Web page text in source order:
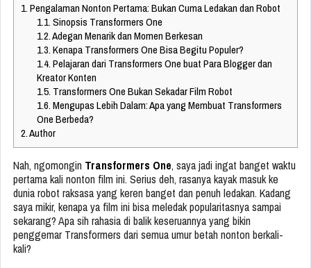
1.Pengalaman Nonton Pertama: Bukan Cuma Ledakan dan Robot
1.1.Sinopsis Transformers One
1.2.Adegan Menarik dan Momen Berkesan
1.3.Kenapa Transformers One Bisa Begitu Populer?
1.4.Pelajaran dari Transformers One buat Para Blogger dan
Kreator Konten
1.5. Transformers One Bukan Sekadar Film Robot
1.6.Mengupas Lebih Dalam: Apa yang Membuat Transformers
One Berbeda?
2.Author
Nah, ngomongin Transformers One, saya jadi ingat banget waktu
pertama kali nonton film ini. Serius deh, rasanya kayak masuk ke
dunia robot raksasa yang keren banget dan penuh ledakan. Kadang
saya mikir, kenapa ya film ini bisa meledak popularitasnya sampai
sekarang? Apa sih rahasia di balik keseruannya yang bikin
penggemar Transformers dari semua umur betah nonton berkali-
kali?